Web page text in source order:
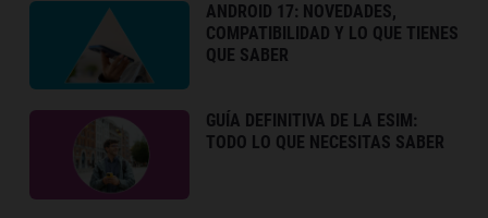
ANDROID 17: NOVEDADES,
COMPATIBILIDAD Y LO QUE TIENES
QUE SABER
GUÍA DEFINITIVA DE LA ESIM:
TODO LO QUE NECESITAS SABER